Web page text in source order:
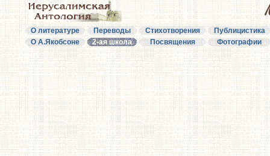
О литературе Переводы Стихотворения
Публицистика
О А.Якобсоне
2-ая школа Посвящения Фотографии